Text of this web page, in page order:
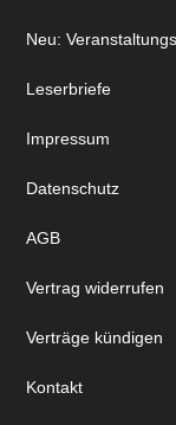
Neu:
Leserbriefe
Impressum
Datenschutz
AGB
Vertrag widerrufen
Verträge kündigen
Kontakt